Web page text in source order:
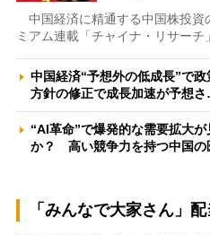
中国経済に精通する中国株投資
ミアム連載「チャイナ・リサー
中国経済“予想外の低成長”で
方針の修正で成長加速が予想
“AI革命”で爆発的な需要拡大
か？ 高い競争力を持つ中国
「みんなで大家さん」